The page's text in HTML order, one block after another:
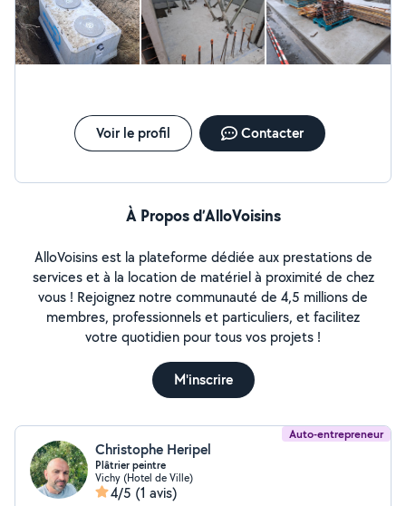
Voir le profil Contacter
À Propos d’AlloVoisins
AlloVoisins est la plateforme dédiée aux prestations de
services et à la location de matériel à proximité de chez
vous ! Rejoignez notre communauté de 4,5 millions de
membres, professionnels et particuliers, et facilitez
votre quotidien pour tous vos projets !
M'inscrire
Auto-entrepreneur
Christophe Heripel
Plâtrier peintre
Vichy (Hotel de Ville)
4/5 (1 avis)